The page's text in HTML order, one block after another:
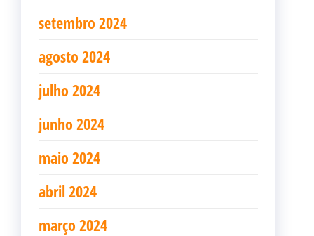
setembro 2024
agosto 2024
julho 2024
junho 2024
maio 2024
abril 2024
março 2024